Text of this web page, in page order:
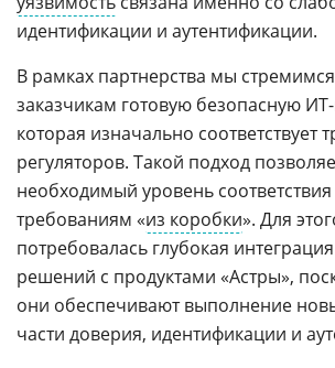
идентификации и аутентификации.
В рамках партнерства мы
заказчикам готовую безопасную
которая изначально соответствует
регуляторов. Такой подход
необходимый уровень
требованиям «из коробки». Для
потребовалась глубокая
решений с продуктами «Астры»,
они обеспечивают выполнение
части доверия, идентификации и